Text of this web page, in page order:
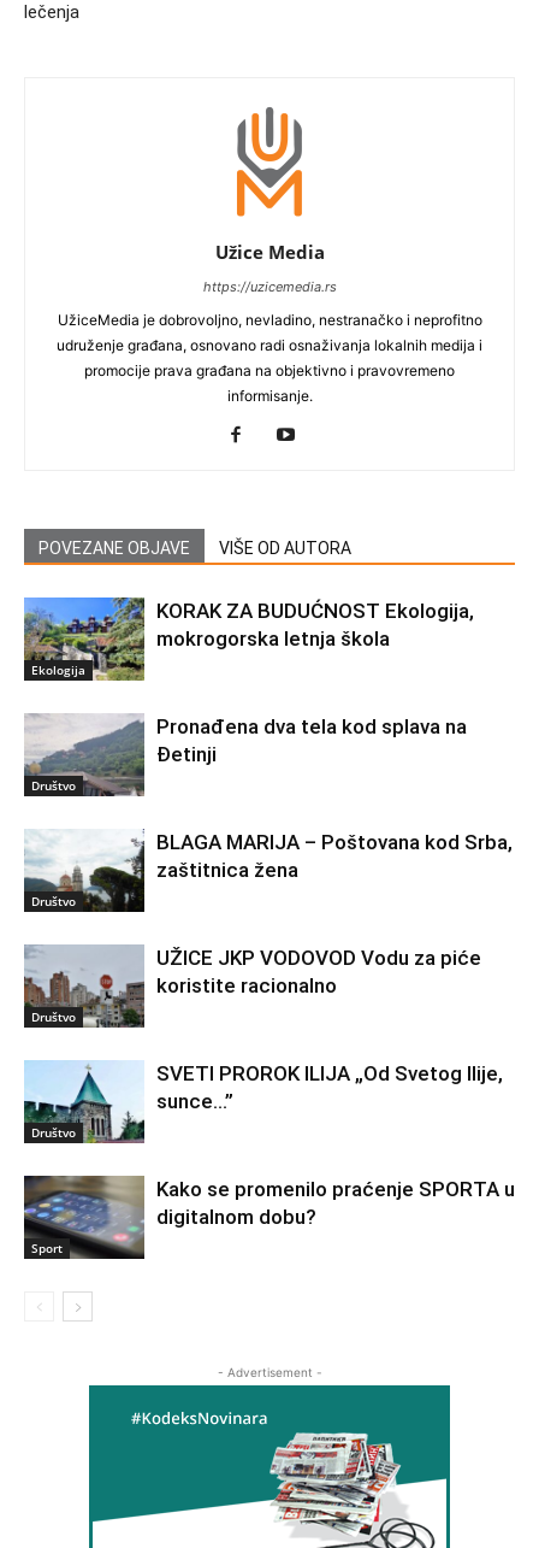
lečenja
Užice Media
https://uzicemedia.rs
UžiceMedia je dobrovoljno, nevladino, nestranačko i neprofitno
udruženje građana, osnovano radi osnaživanja lokalnih medija i
promocije prava građana na objektivno i pravovremeno
informisanje.
POVEZANE OBJAVE VIŠE OD AUTORA
Ekologija
KORAK ZA BUDUĆNOST Ekologija,
mokrogorska letnja škola
Društvo
Pronađena dva tela kod splava na
Đetinji
Društvo
BLAGA MARIJA – Poštovana kod Srba,
zaštitnica žena
Društvo
UŽICE JKP VODOVOD Vodu za piće
koristite racionalno
Društvo
SVETI PROROK ILIJA „Od Svetog Ilije,
sunce…”
Sport
Kako se promenilo praćenje SPORTA u
digitalnom dobu?
- Advertisement -